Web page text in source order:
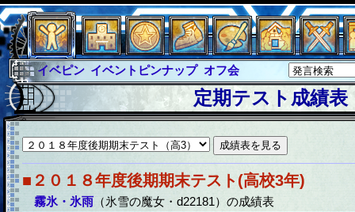
イベピン イベントピンナップ オフ会
グラシャ
グラシャ・ラボラス
グローバルジャスティス サイキックハーツ
サイキックハーツ大戦 シュラウド ソロモン
ファイナル アブソーバー
定期テスト成績表
■２０１８年度後期期末テスト(高校3年)
霧氷・氷雨（氷雪の魔女・d22181）の成績表